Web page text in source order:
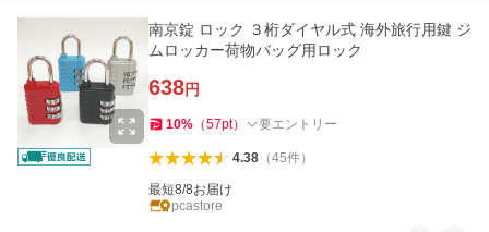
南京錠 ロック ３桁ダイヤル式 海外旅行用鍵 ジ
ムロッカー荷物バッグ用ロック
638円
10% （57pt） 要エントリー
4.38（45件）
最短8/8お届け
pcastore